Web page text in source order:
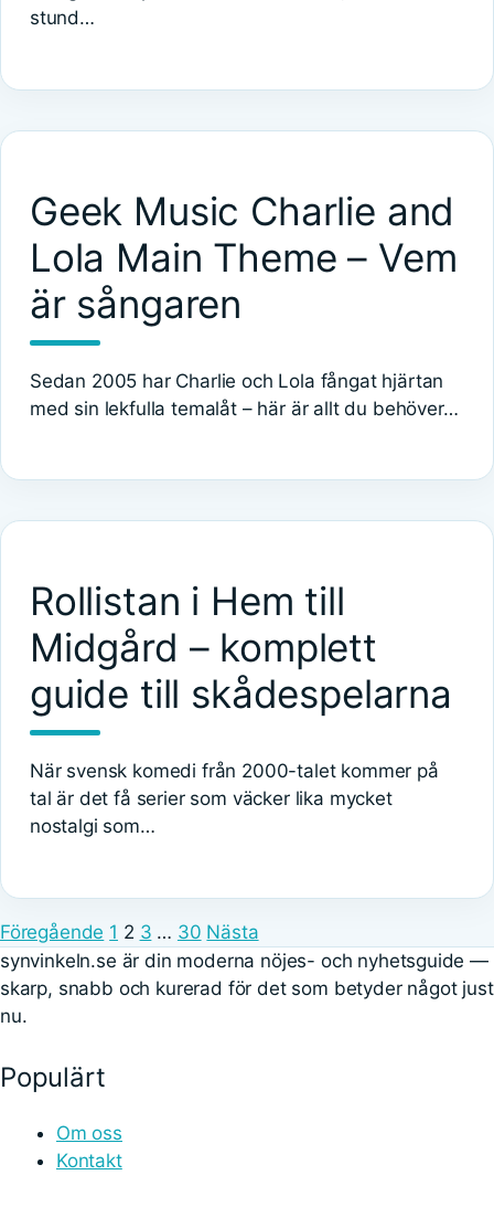
stund…
Geek Music Charlie and
Lola Main Theme – Vem
är sångaren
Sedan 2005 har Charlie och Lola fångat hjärtan
med sin lekfulla temalåt – här är allt du behöver…
Rollistan i Hem till
Midgård – komplett
guide till skådespelarna
När svensk komedi från 2000-talet kommer på
tal är det få serier som väcker lika mycket
nostalgi som…
Föregående 1 2 3 … 30 Nästa
synvinkeln.se är din moderna nöjes- och nyhetsguide —
skarp, snabb och kurerad för det som betyder något just
nu.
Populärt
Om oss
Kontakt